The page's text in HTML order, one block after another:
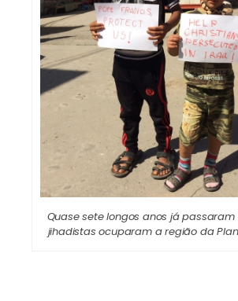
Quase sete longos anos já passaram
jihadistas ocuparam a região da